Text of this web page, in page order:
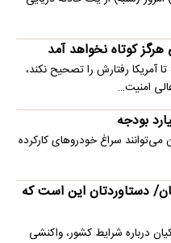
کوتاه نخواهد آمد
آمریکا رفتارش را تصحیح نکند،
امنیت…
بودجه
می‌توانند سراغ خودروهای کارکرده
دستاوردتان این است که
درباره شرایط کشور، واکنشی